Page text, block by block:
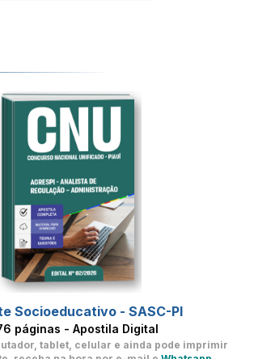
Socioeducativo - SASC-PI
páginas - Apostila Digital
tablet, celular e ainda pode imprimir